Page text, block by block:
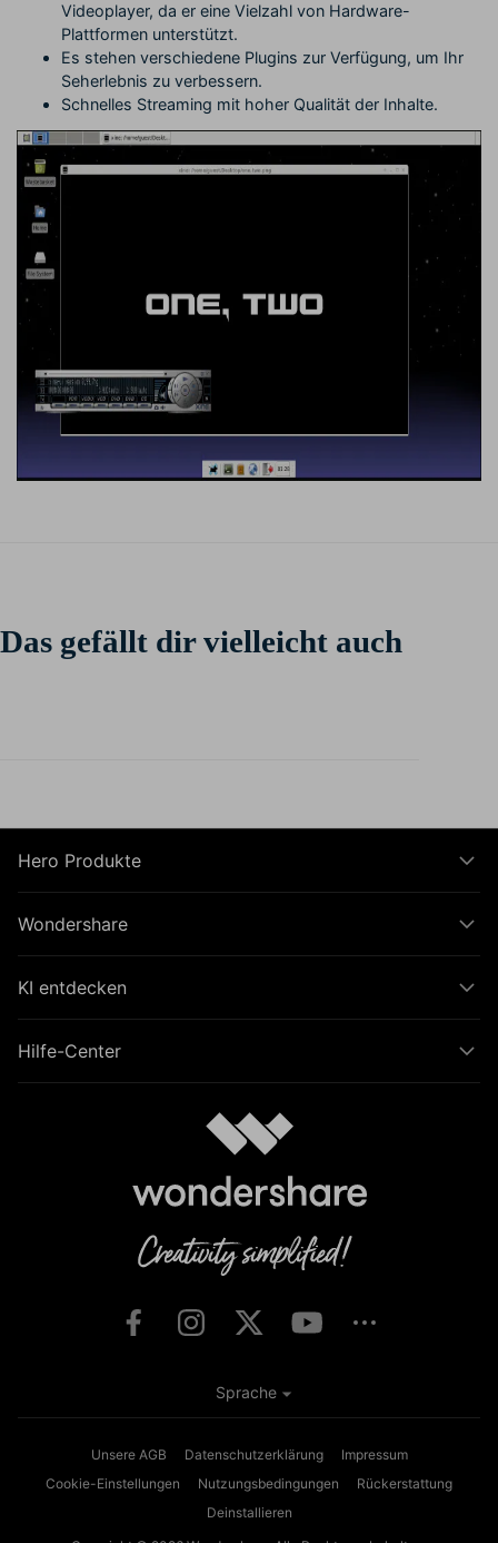
Videoplayer, da er eine Vielzahl von Hardware-
Plattformen unterstützt.
Es stehen verschiedene Plugins zur Verfügung, um Ihr
Seherlebnis zu verbessern.
Schnelles Streaming mit hoher Qualität der Inhalte.
Das gefällt dir vielleicht auch
Hero Produkte
Wondershare
KI entdecken
Hilfe-Center
Unsere AGB Datenschutzerklärung
Impressum
Cookie-Einstellungen
Nutzungsbedingungen
Rückerstattung
Deinstallieren
Sprache